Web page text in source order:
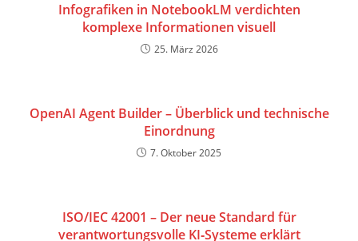
Infografiken in NotebookLM verdichten
komplexe Informationen visuell
25. März 2026
OpenAI Agent Builder – Überblick und technische
Einordnung
7. Oktober 2025
ISO/IEC 42001 – Der neue Standard für
verantwortungsvolle KI‑Systeme erklärt